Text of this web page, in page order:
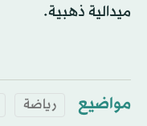
ميدالية ذهبية.
مواضيع رياضة